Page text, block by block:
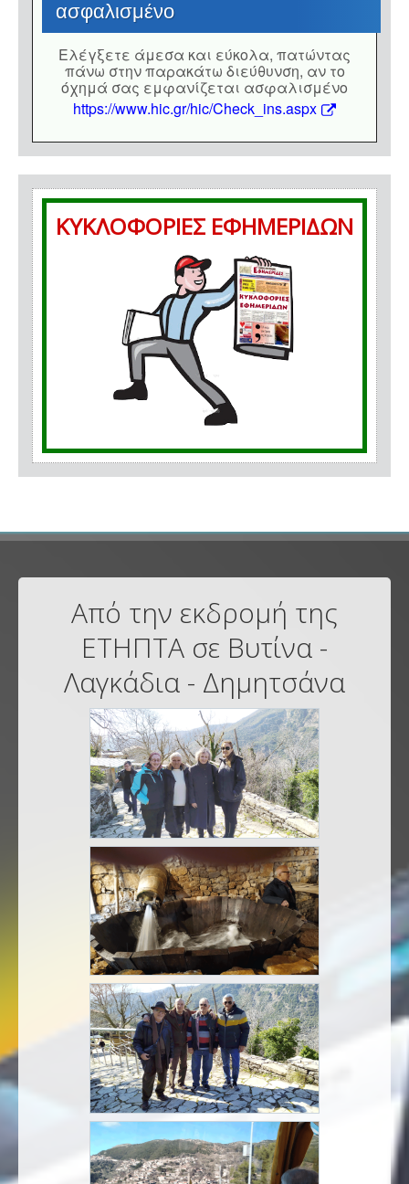
ασφαλισμένο
Eλέγξετε άμεσα και εύκολα, πατώντας
πάνω στην παρακάτω διεύθυνση, αν το
όχημά σας εμφανίζεται ασφαλισμένο
https://www.hic.gr/hic/Check_ins.aspx
ΚΥΚΛΟΦΟΡΙΕΣ ΕΦΗΜΕΡΙΔΩΝ
Από την εκδρομή της
ΕΤΗΠΤΑ σε Βυτίνα -
Λαγκάδια - Δημητσάνα